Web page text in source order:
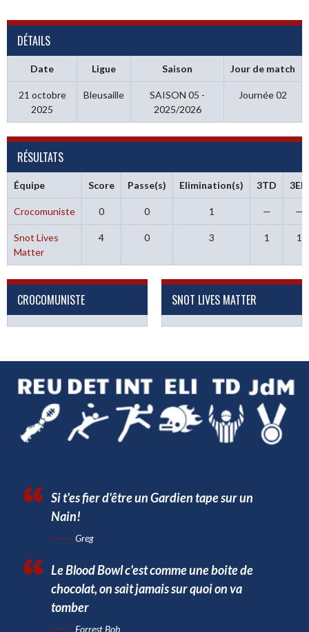
DÉTAILS
Date Ligue Saison Jour de match
21 octobre
2025
Bleusaille
SAISON 05 -
2025/2026
Journée 02
RÉSULTATS
Équipe Score Passe(s) Elimination(s) 3TD 3ELI
Crocomuniste 0 0 1 — —
Snot Lives
Matter
4 0 3 1 1
CROCOMUNISTE SNOT LIVES MATTER
Si t'es fier d'être un Gardien tape sur un
Nain!
Greg
Le Blood Bowl c'est comme une boite de
chocolat, on sait jamais sur quoi on va
tomber
Forrest Bob